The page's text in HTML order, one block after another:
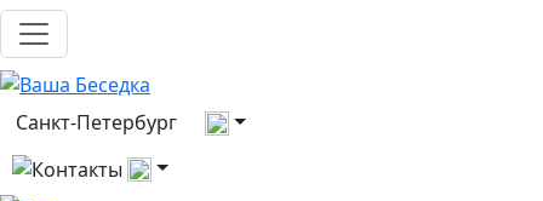
Санкт-Петербург
Выберите город
Все контакты